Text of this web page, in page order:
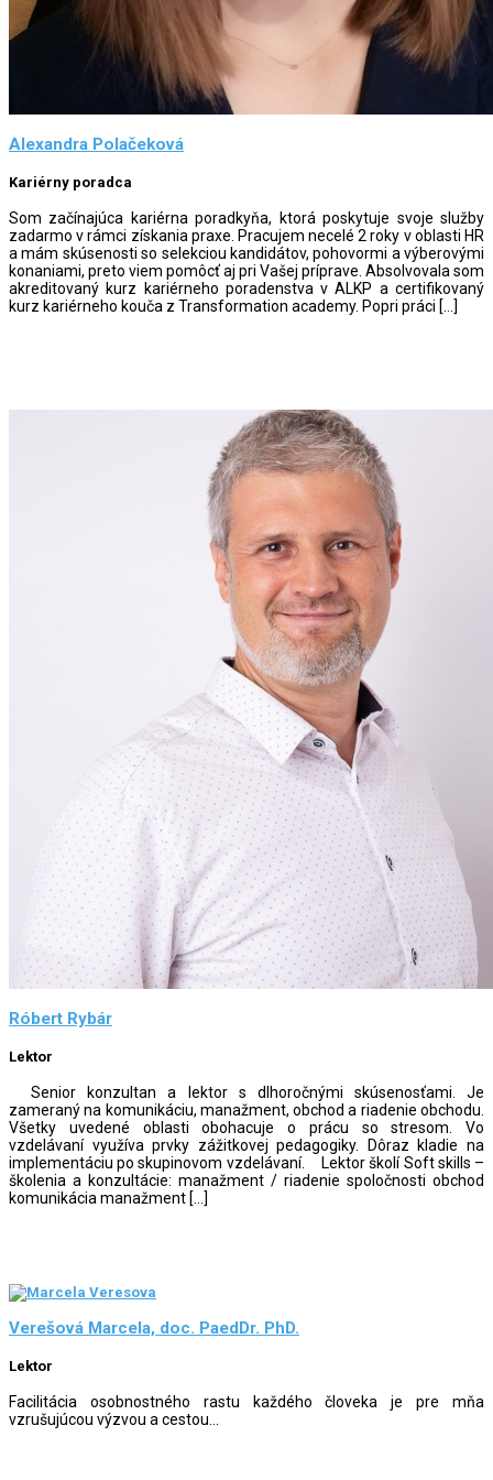
Alexandra Polačeková
Kariérny poradca
Som začínajúca kariérna poradkyňa, ktorá poskytuje svoje služby
zadarmo v rámci získania praxe. Pracujem necelé 2 roky v oblasti HR
a mám skúsenosti so selekciou kandidátov, pohovormi a výberovými
konaniami, preto viem pomôcť aj pri Vašej príprave. Absolvovala som
akreditovaný kurz kariérneho poradenstva v ALKP a certifikovaný
kurz kariérneho kouča z Transformation academy. Popri práci […]
Róbert Rybár
Lektor
Senior konzultan a lektor s dlhoročnými skúsenosťami. Je
zameraný na komunikáciu, manažment, obchod a riadenie obchodu.
Všetky uvedené oblasti obohacuje o prácu so stresom. Vo
vzdelávaní využíva prvky zážitkovej pedagogiky. Dôraz kladie na
implementáciu po skupinovom vzdelávaní. Lektor školí Soft skills –
školenia a konzultácie: manažment / riadenie spoločnosti obchod
komunikácia manažment […]
Verešová Marcela, doc. PaedDr. PhD.
Lektor
Facilitácia osobnostného rastu každého človeka je pre mňa
vzrušujúcou výzvou a cestou...